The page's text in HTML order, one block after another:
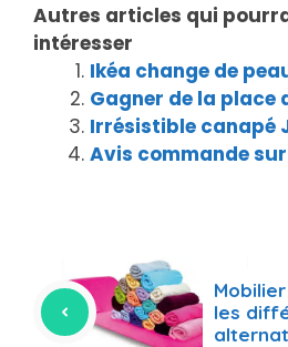
Autres articles qui
intéresser
Ikéa change de
Gagner de la place
Irrésistible canapé
Avis commande
les